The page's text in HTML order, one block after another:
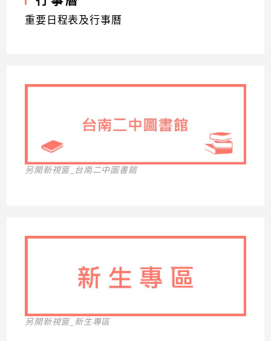
重要日程表及行事曆
另開新視窗_台南二中圖書館
另開新視窗_新生專區